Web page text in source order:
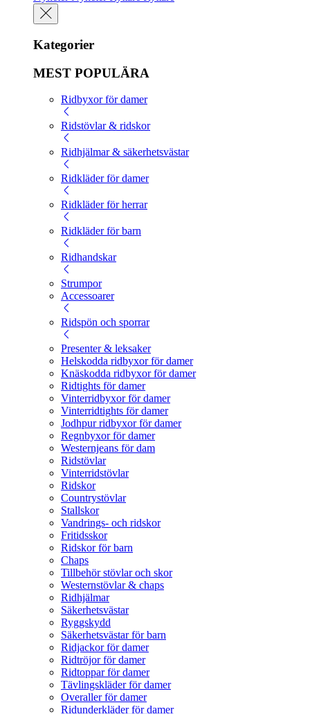
Kategorier
MEST POPULÄRA
Ridbyxor för damer
Ridstövlar & ridskor
Ridhjälmar & säkerhetsvästar
Ridkläder för damer
Ridkläder för herrar
Ridkläder för barn
Ridhandskar
Strumpor
Accessoarer
Ridspön och sporrar
Presenter & leksaker
Helskodda ridbyxor för damer
Knäskodda ridbyxor för damer
Ridtights för damer
Vinterridbyxor för damer
Vinterridtights för damer
Jodhpur ridbyxor för damer
Regnbyxor för damer
Westernjeans för dam
Ridstövlar
Vinterridstövlar
Ridskor
Countrystövlar
Stallskor
Vandrings- och ridskor
Fritidsskor
Ridskor för barn
Chaps
Tillbehör stövlar och skor
Westernstövlar & chaps
Ridhjälmar
Säkerhetsvästar
Ryggskydd
Säkerhetsvästar för barn
Ridjackor för damer
Ridtröjor för damer
Ridtoppar för damer
Tävlingskläder för damer
Overaller för damer
Ridunderkläder för damer